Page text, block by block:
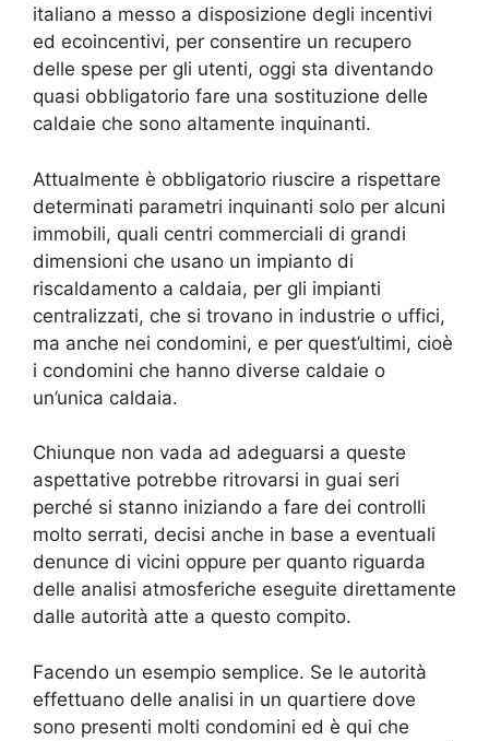
italiano a messo a disposizione degli incentivi
ed ecoincentivi, per consentire un recupero
delle spese per gli utenti, oggi sta diventando
quasi obbligatorio fare una sostituzione delle
caldaie che sono altamente inquinanti.
Attualmente è obbligatorio riuscire a rispettare
determinati parametri inquinanti solo per alcuni
immobili, quali centri commerciali di grandi
dimensioni che usano un impianto di
riscaldamento a caldaia, per gli impianti
centralizzati, che si trovano in industrie o uffici,
ma anche nei condomini, e per quest’ultimi, cioè
i condomini che hanno diverse caldaie o
un’unica caldaia.
Chiunque non vada ad adeguarsi a queste
aspettative potrebbe ritrovarsi in guai seri
perché si stanno iniziando a fare dei controlli
molto serrati, decisi anche in base a eventuali
denunce di vicini oppure per quanto riguarda
delle analisi atmosferiche eseguite direttamente
dalle autorità atte a questo compito.
Facendo un esempio semplice. Se le autorità
effettuano delle analisi in un quartiere dove
sono presenti molti condomini ed è qui che